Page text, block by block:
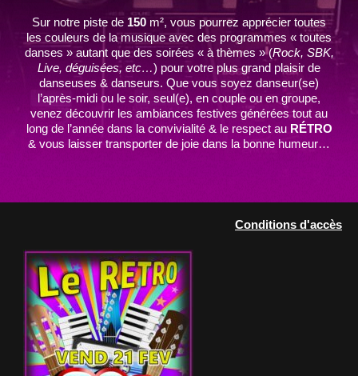
Sur notre piste de 150 m², vous pourrez apprécier toutes
les couleurs de la musique avec des programmes « toutes
danses » autant que des soirées « à thèmes » (Rock, SBK,
Live, déguisées, etc…) pour votre plus grand plaisir de
danseuses & danseurs. Que vous soyez danseur(se)
l’après-midi ou le soir, seul(e), en couple ou en groupe,
venez découvrir les ambiances festives générées tout au
long de l’année dans la convivialité & le respect au RÉTRO
& vous laisser transporter de joie dans la bonne humeur…
Conditions d'accès